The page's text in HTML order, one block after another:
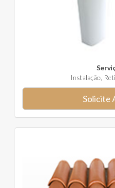
Instalação,
Solicite